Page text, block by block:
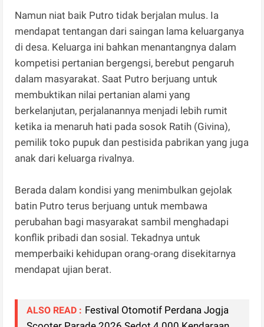
Namun niat baik Putro tidak berjalan mulus. Ia
mendapat tentangan dari saingan lama keluarganya
di desa. Keluarga ini bahkan menantangnya dalam
kompetisi pertanian bergengsi, berebut pengaruh
dalam masyarakat. Saat Putro berjuang untuk
membuktikan nilai pertanian alami yang
berkelanjutan, perjalanannya menjadi lebih rumit
ketika ia menaruh hati pada sosok Ratih (Givina),
pemilik toko pupuk dan pestisida pabrikan yang juga
anak dari keluarga rivalnya.
Berada dalam kondisi yang menimbulkan gejolak
batin Putro terus berjuang untuk membawa
perubahan bagi masyarakat sambil menghadapi
konflik pribadi dan sosial. Tekadnya untuk
memperbaiki kehidupan orang-orang disekitarnya
mendapat ujian berat.
ALSO READ : Festival Otomotif Perdana Jogja